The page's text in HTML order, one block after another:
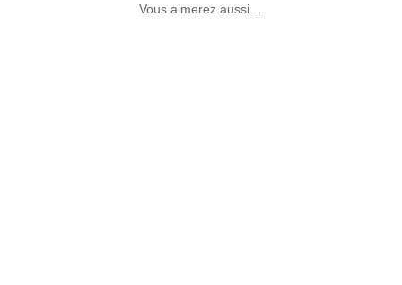
Vous aimerez aussi…